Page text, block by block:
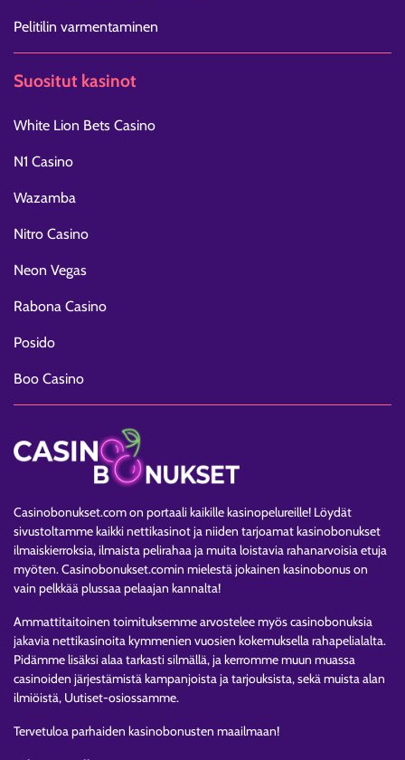
Pelitilin varmentaminen
Suositut kasinot
White Lion Bets Casino
N1 Casino
Wazamba
Nitro Casino
Neon Vegas
Rabona Casino
Posido
Boo Casino
Casinobonukset.comon portaali kaikille kasinopelureille! Löydät
sivustoltamme kaikkinettikasinotja niiden tarjoamat kasinobonukset
ilmaiskierroksia, ilmaista pelirahaa ja muita loistavia rahanarvoisia etuja
myöten. Casinobonukset.comin mielestä jokainen kasinobonus on
vain pelkkää plussaa pelaajan kannalta!
Ammattitaitoinen toimituksemme arvostelee myös casinobonuksia
jakavia nettikasinoita kymmenien vuosien kokemuksella rahapelialalta.
Pidämme lisäksi alaa tarkasti silmällä, ja kerromme muun muassa
casinoiden järjestämistä kampanjoista ja tarjouksista, sekä muista alan
ilmiöistä, Uutiset-osiossamme.
Tervetuloa parhaiden kasinobonusten maailmaan!